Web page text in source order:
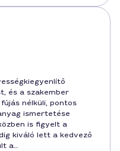
és a szakember
nélküli, pontos
ismertetése
is figyelt a
kiváló lett a kedvező
a